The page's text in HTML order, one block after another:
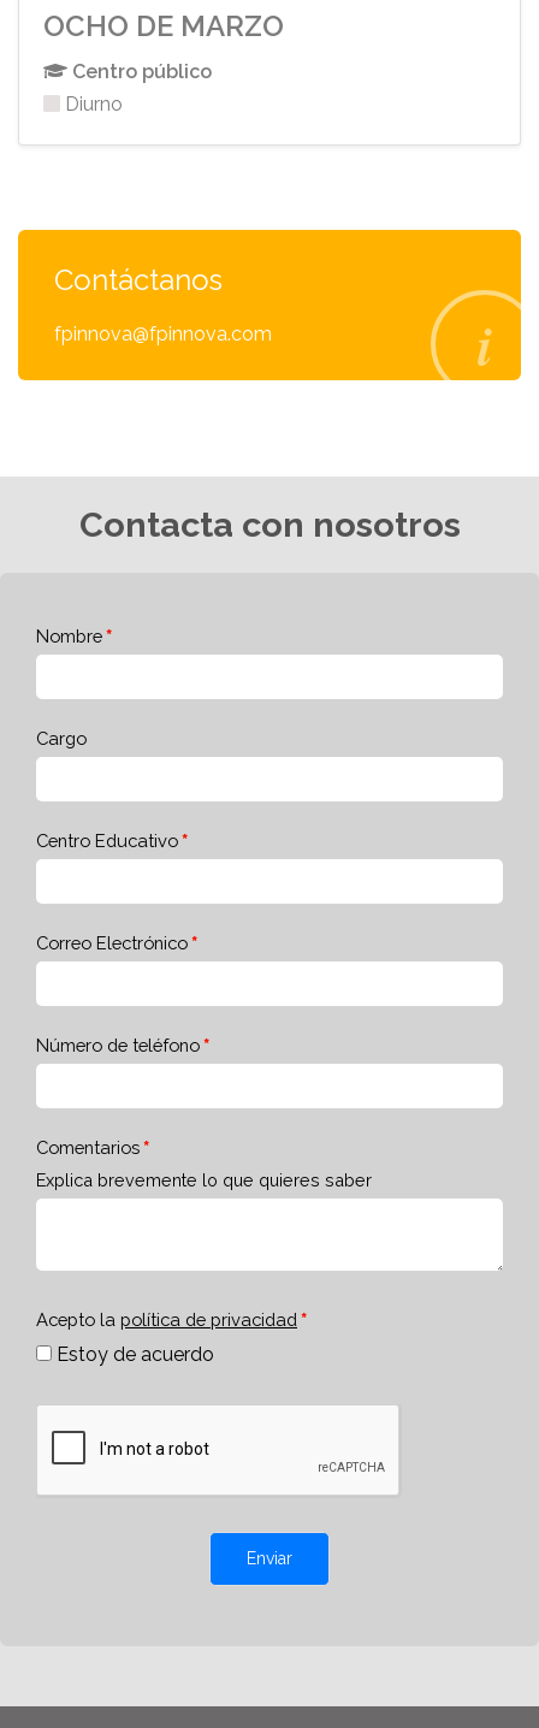
OCHO DE MARZO
Centro público
Diurno
Contáctanos
fpinnova@fpinnova.com
Contacta con nosotros
Nombre
Cargo
Centro Educativo
Correo Electrónico
Número de teléfono
Comentarios
Explica brevemente lo que quieres saber
Acepto la política de privacidad
Estoy de acuerdo
Enviar